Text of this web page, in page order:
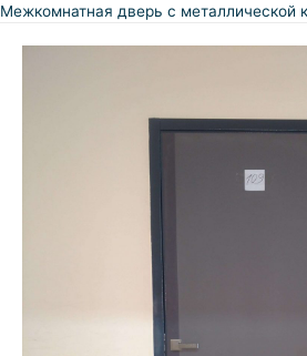
Межкомнатная дверь с металлической